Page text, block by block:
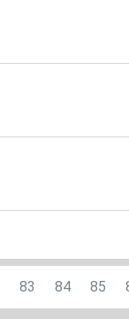
83 84 85